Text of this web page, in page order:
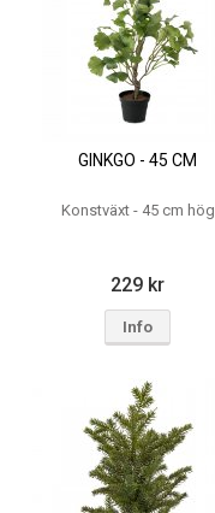
GINKGO - 45 CM
Konstväxt - 45 cm hög
229 kr
Info